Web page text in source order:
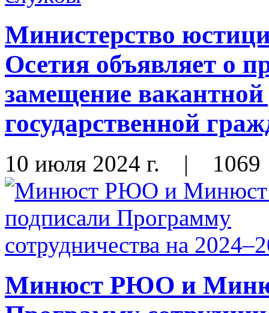
Министерство
Осетия объявляет о
замещение
государственной
10 июля 2024 г. | 1069
Минюст РЮО и